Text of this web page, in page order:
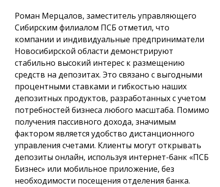
Роман Мерцалов, заместитель управляющего
Сибирским филиалом ПСБ отметил, что
компании и индивидуальные предприниматели
Новосибирской области демонстрируют
стабильно высокий интерес к размещению
средств на депозитах. Это связано с выгодными
процентными ставками и гибкостью наших
депозитных продуктов, разработанных с учетом
потребностей бизнеса любого масштаба. Помимо
получения пассивного дохода, значимым
фактором является удобство дистанционного
управления счетами. Клиенты могут открывать
депозиты онлайн, используя интернет-банк «ПСБ
Бизнес» или мобильное приложение, без
необходимости посещения отделения банка.